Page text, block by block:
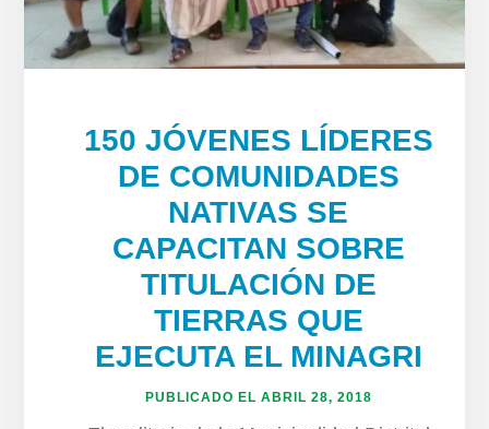
150 JÓVENES LÍDERES
DE COMUNIDADES
NATIVAS SE
CAPACITAN SOBRE
TITULACIÓN DE
TIERRAS QUE
EJECUTA EL MINAGRI
PUBLICADO EL ABRIL 28, 2018